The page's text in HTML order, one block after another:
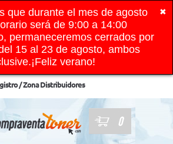
✖
que durante el mes de agosto
será de 9:00 a 14:00
permaneceremos cerrados por
15 al 23 de agosto, ambos
verano!
/ Zona Distribuidores
0